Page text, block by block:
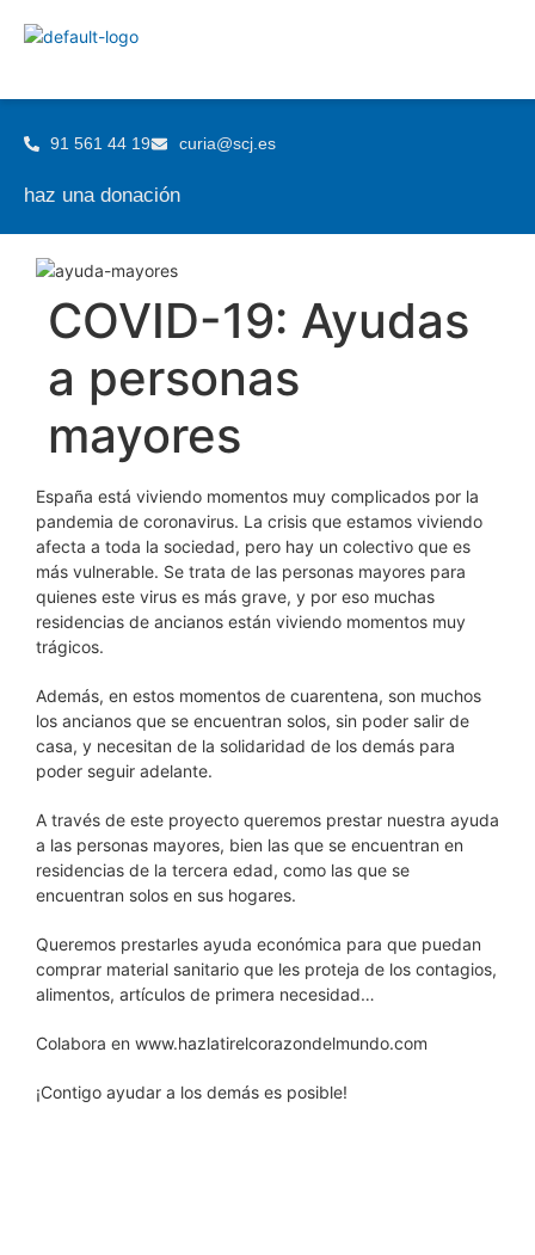
91 561 44 19 curia@scj.es
haz una donación
COVID-19: Ayudas
a personas
mayores
España está viviendo momentos muy complicados por la
pandemia de coronavirus. La crisis que estamos viviendo
afecta a toda la sociedad, pero hay un colectivo que es
más vulnerable. Se trata de las personas mayores para
quienes este virus es más grave, y por eso muchas
residencias de ancianos están viviendo momentos muy
trágicos.
Además, en estos momentos de cuarentena, son muchos
los ancianos que se encuentran solos, sin poder salir de
casa, y necesitan de la solidaridad de los demás para
poder seguir adelante.
A través de este proyecto queremos prestar nuestra ayuda
a las personas mayores, bien las que se encuentran en
residencias de la tercera edad, como las que se
encuentran solos en sus hogares.
Queremos prestarles ayuda económica para que puedan
comprar material sanitario que les proteja de los contagios,
alimentos, artículos de primera necesidad…
Colabora en www.hazlatirelcorazondelmundo.com
¡Contigo ayudar a los demás es posible!